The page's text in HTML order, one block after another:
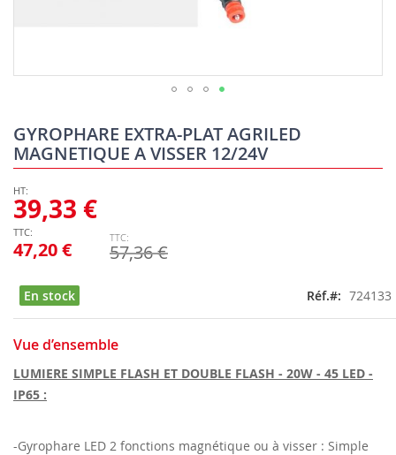
GYROPHARE EXTRA-PLAT AGRILED
MAGNETIQUE A VISSER 12/24V
47,20 €
39,33 €
57,36 €
En stock Réf. 724133
Vue d’ensemble
LUMIERE SIMPLE FLASH ET DOUBLE FLASH - 20W - 45 LED -
IP65 :
-Gyrophare LED 2 fonctions magnétique ou à visser : Simple
to
the
beginning
the
images
gallery